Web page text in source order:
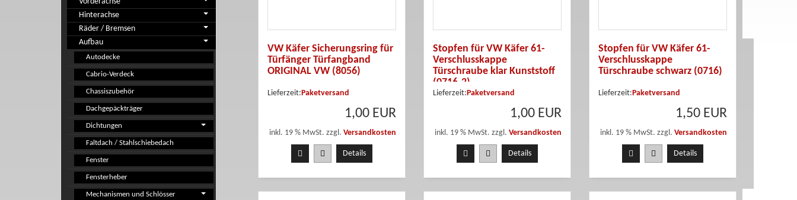
Hinterachse
Räder / Bremsen
Aufbau
Autodecke
Cabrio-Verdeck
Chassiszubehör
Dachgepäckträger
Dichtungen
Faltdach / Stahlschiebedach
Fenster
Fensterheber
Mechanismen und Schlösser
VW Käfer Sicherungsring für
Türfänger Türfangband
ORIGINAL VW (8056)
Lieferzeit: Paketversand
1,00 EUR
inkl. 19 % MwSt. zzgl. Versandkosten
Details
Stopfen für VW Käfer 61-
Verschlusskappe
Türschraube klar Kunststoff
(0716-2)
Lieferzeit: Paketversand
1,00 EUR
inkl. 19 % MwSt. zzgl. Versandkosten
Details
Stopfen für VW Käfer 61-
Verschlusskappe
Türschraube schwarz (0716)
Lieferzeit: Paketversand
1,50 EUR
inkl. 19 % MwSt. zzgl. Versandkosten
Details